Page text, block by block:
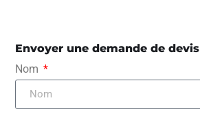
Envoyer une demande de devis
Nom